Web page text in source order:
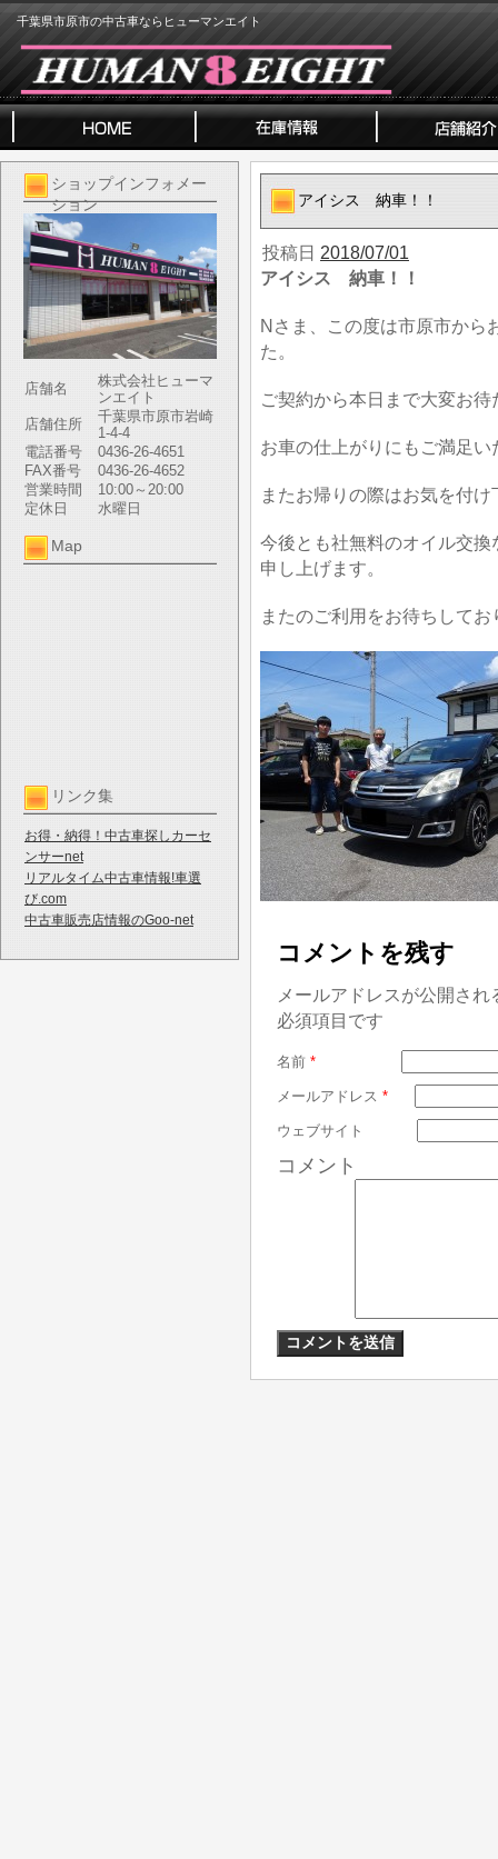
千葉県市原市の中古車ならヒューマンエイト
ショップインフォメー
ション
店舗名
株式会社ヒューマ
ンエイト
店舗住所
千葉県市原市岩崎
1-4-4
電話番号
0436-26-4651
FAX番号
0436-26-4652
営業時間
10:00～20:00
定休日
水曜日
Map
リンク集
お得・納得！中古車探しカーセ
ンサーnet
リアルタイム中古車情報!車選
び.com
中古車販売店情報のGoo-net
アイシス 納車！！
投稿日 2018/07/01
アイシス 納車！！
Nさま、この度は市原市から
た。
ご契約から本日まで大変お
お車の仕上がりにもご満足
またお帰りの際はお気を付け
今後とも社無料のオイル交
申し上げます。
またのご利用をお待ちしてお
コメントを残す
メールアドレスが公開さ
必須項目です
名前 *
メールアドレス *
ウェブサイト
コメント